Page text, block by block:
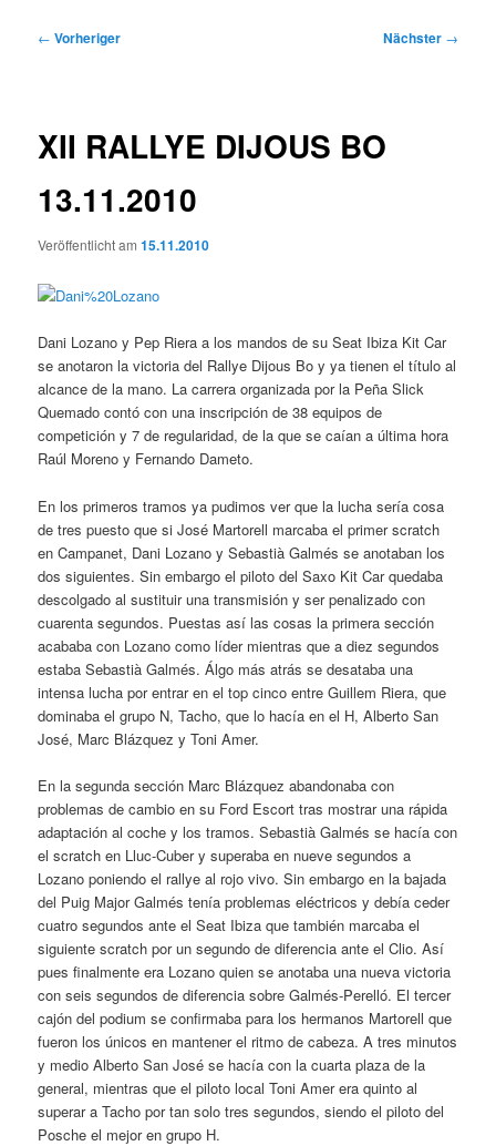
Beitragsnavigation
← Vorheriger Nächster →
XII RALLYE DIJOUS BO
13.11.2010
Veröffentlicht am15.11.2010
Dani Lozano y Pep Riera a los mandos de su Seat Ibiza Kit Car
se anotaron la victoria del Rallye Dijous Bo y ya tienen el título al
alcance de la mano. La carrera organizada por la Peña Slick
Quemado contó con una inscripción de 38 equipos de
competición y 7 de regularidad, de la que se caían a última hora
Raúl Moreno y Fernando Dameto.
En los primeros tramos ya pudimos ver que la lucha sería cosa
de tres puesto que si José Martorell marcaba el primer scratch
en Campanet, Dani Lozano y Sebastià Galmés se anotaban los
dos siguientes. Sin embargo el piloto del Saxo Kit Car quedaba
descolgado al sustituir una transmisión y ser penalizado con
cuarenta segundos. Puestas así las cosas la primera sección
acababa con Lozano como líder mientras que a diez segundos
estaba Sebastià Galmés. Álgo más atrás se desataba una
intensa lucha por entrar en el top cinco entre Guillem Riera, que
dominaba el grupo N, Tacho, que lo hacía en el H, Alberto San
José, Marc Blázquez y Toni Amer.
En la segunda sección Marc Blázquez abandonaba con
problemas de cambio en su Ford Escort tras mostrar una rápida
adaptación al coche y los tramos. Sebastià Galmés se hacía con
el scratch en Lluc-Cuber y superaba en nueve segundos a
Lozano poniendo el rallye al rojo vivo. Sin embargo en la bajada
del Puig Major Galmés tenía problemas eléctricos y debía ceder
cuatro segundos ante el Seat Ibiza que también marcaba el
siguiente scratch por un segundo de diferencia ante el Clio. Así
pues finalmente era Lozano quien se anotaba una nueva victoria
con seis segundos de diferencia sobre Galmés-Perelló. El tercer
cajón del podium se confirmaba para los hermanos Martorell que
fueron los únicos en mantener el ritmo de cabeza. A tres minutos
y medio Alberto San José se hacía con la cuarta plaza de la
general, mientras que el piloto local Toni Amer era quinto al
superar a Tacho por tan solo tres segundos, siendo el piloto del
Posche el mejor en grupo H.